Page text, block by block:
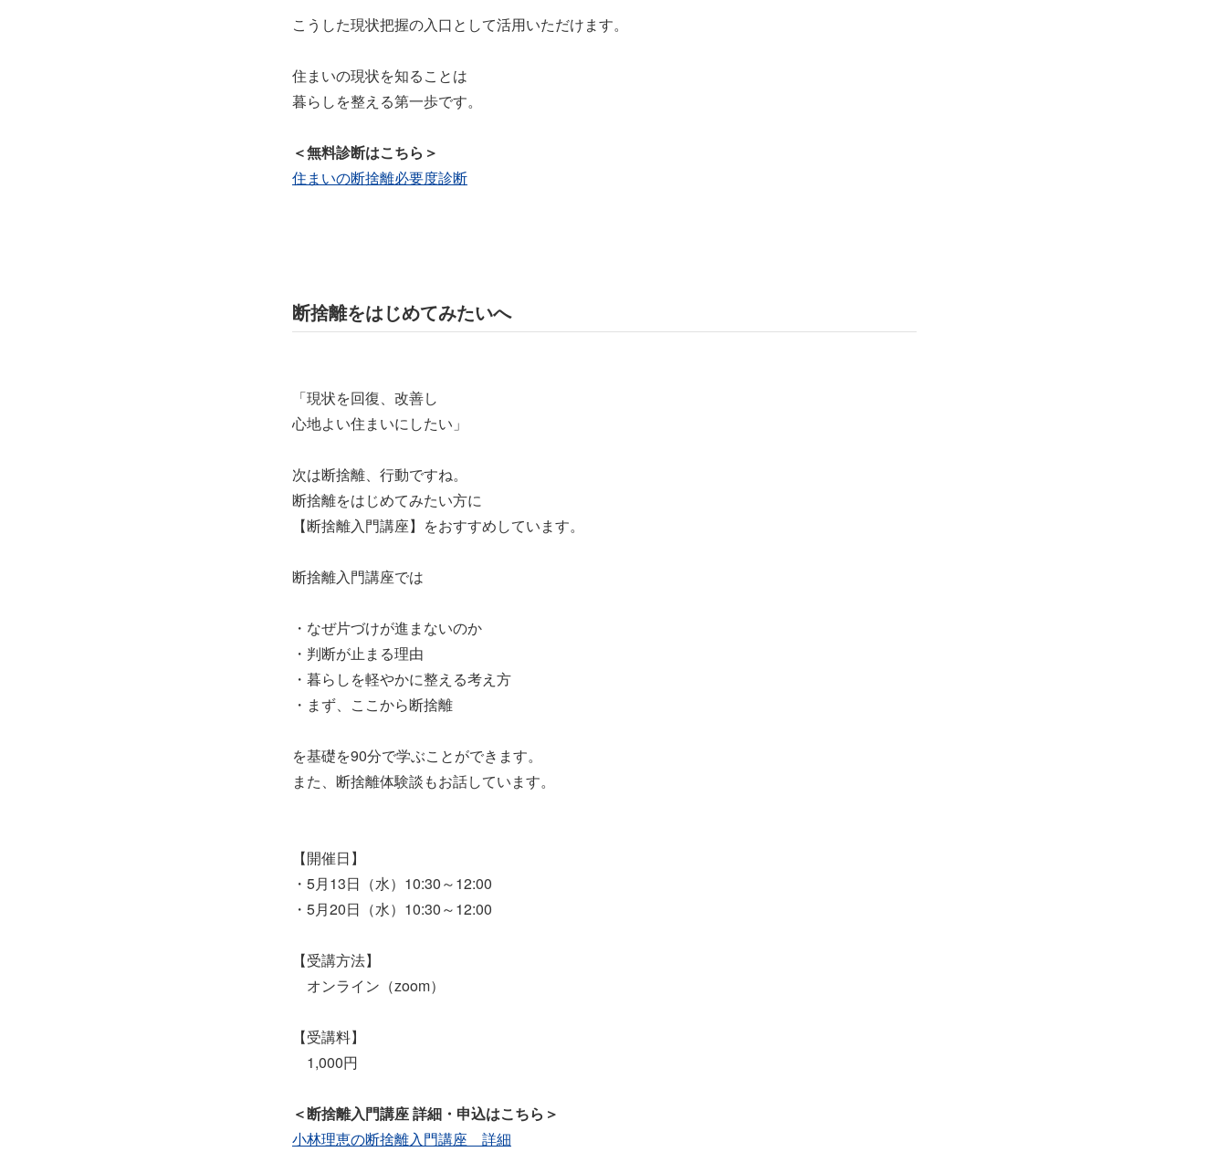
こうした現状把握の入口として活用いただけます。
住まいの現状を知ることは
暮らしを整える第一歩です。
＜無料診断はこちら＞
住まいの断捨離必要度診断
断捨離をはじめてみたいへ
「現状を回復、改善し
心地よい住まいにしたい」
次は断捨離、行動ですね。
断捨離をはじめてみたい方に
【断捨離入門講座】をおすすめしています。
断捨離入門講座では
・なぜ片づけが進まないのか
・判断が止まる理由
・暮らしを軽やかに整える考え方
・まず、ここから断捨離
を基礎を90分で学ぶことができます。
また、断捨離体験談もお話しています。
【開催日】
・5月13日（水）10:30～12:00
・5月20日（水）10:30～12:00
【受講方法】
オンライン（zoom）
【受講料】
1,000円
＜断捨離入門講座 詳細・申込はこちら＞
小林理恵の断捨離入門講座 詳細